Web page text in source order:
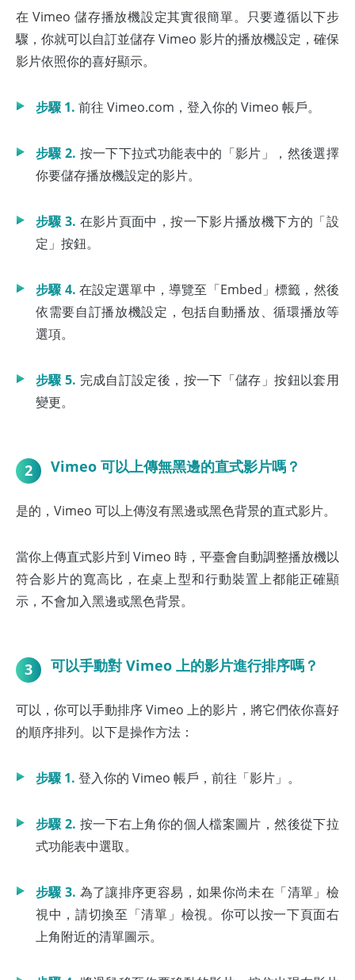
在 Vimeo 儲存播放機設定其實很簡單。只要遵循以下步
驟，你就可以自訂並儲存 Vimeo 影片的播放機設定，確保
影片依照你的喜好顯示。
步驟 1. 前往 Vimeo.com，登入你的 Vimeo 帳戶。
步驟 2. 按一下下拉式功能表中的「影片」，然後選擇
你要儲存播放機設定的影片。
步驟 3. 在影片頁面中，按一下影片播放機下方的「設
定」按鈕。
步驟 4. 在設定選單中，導覽至「Embed」標籤，然後
依需要自訂播放機設定，包括自動播放、循環播放等
選項。
步驟 5. 完成自訂設定後，按一下「儲存」按鈕以套用
變更。
2 Vimeo 可以上傳無黑邊的直式影片嗎？
是的，Vimeo 可以上傳沒有黑邊或黑色背景的直式影片。
當你上傳直式影片到 Vimeo 時，平臺會自動調整播放機以
符合影片的寬高比，在桌上型和行動裝置上都能正確顯
示，不會加入黑邊或黑色背景。
3 可以手動對 Vimeo 上的影片進行排序嗎？
可以，你可以手動排序 Vimeo 上的影片，將它們依你喜好
的順序排列。以下是操作方法：
步驟 1. 登入你的 Vimeo 帳戶，前往「影片」。
步驟 2. 按一下右上角你的個人檔案圖片，然後從下拉
式功能表中選取。
步驟 3. 為了讓排序更容易，如果你尚未在「清單」檢
視中，請切換至「清單」檢視。你可以按一下頁面右
上角附近的清單圖示。